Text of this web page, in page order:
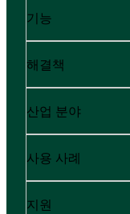
기능
해결책
산업 분야
사용 사례
지원